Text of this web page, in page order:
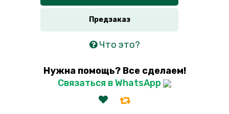
Предзаказ
Что это?
Нужна помощь? Все сделаем!
Связаться в WhatsApp